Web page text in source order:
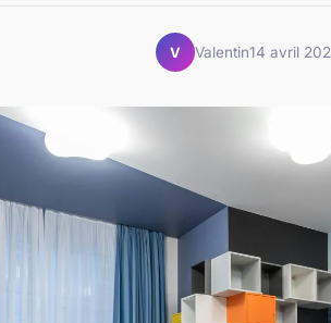
V Valentin14 avril